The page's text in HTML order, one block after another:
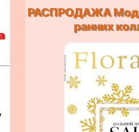
РАСПРОДАЖА
ранних